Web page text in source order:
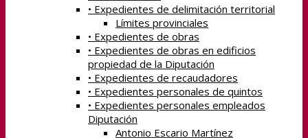
• Expedientes de delimitación territorial
Límites provinciales
• Expedientes de obras
• Expedientes de obras en edificios
propiedad de la Diputación
• Expedientes de recaudadores
• Expedientes personales de quintos
• Expedientes personales empleados
Diputación
Antonio Escario Martínez